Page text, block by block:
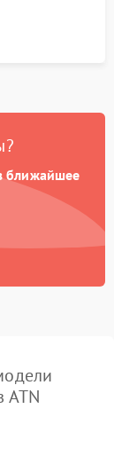
ближайшее
ATN